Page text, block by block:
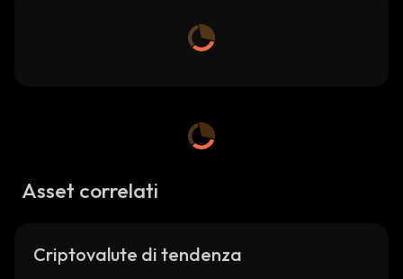
Asset correlati
Criptovalute di tendenza